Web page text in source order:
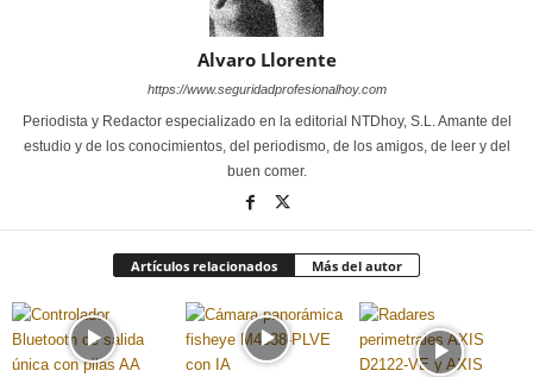
Alvaro Llorente
https://www.seguridadprofesionalhoy.com
Periodista y Redactor especializado en la editorial NTDhoy, S.L. Amante del
estudio y de los conocimientos, del periodismo, de los amigos, de leer y del
buen comer.
Artículos relacionados Más del autor